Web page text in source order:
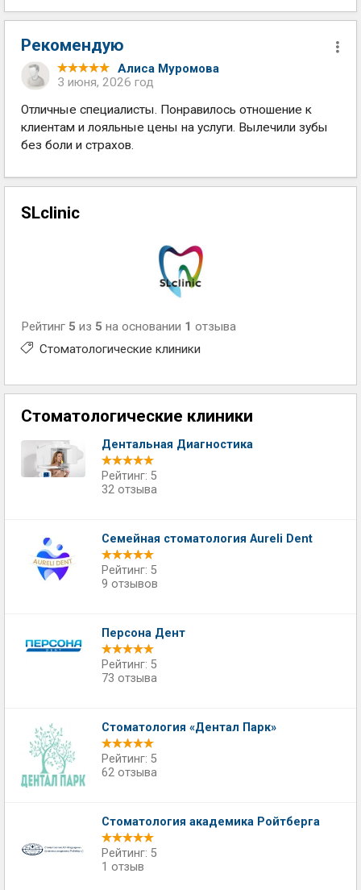
Рекомендую
Алиса Муромова
3 июня, 2026 год
Отличные специалисты. Понравилось отношение к
клиентам и лояльные цены на услуги. Вылечили зубы
без боли и страхов.
SLclinic
Рейтинг 5 из 5 на основании 1 отзыва
Стоматологические клиники
Стоматологические клиники
Дентальная Диагностика
Рейтинг: 5
32 отзыва
Cемейная стоматология Aureli Dent
Рейтинг: 5
9 отзывов
Персона Дент
Рейтинг: 5
73 отзыва
Стоматология «Дентал Парк»
Рейтинг: 5
62 отзыва
Стоматология академика Ройтберга
Рейтинг: 5
1 отзыв